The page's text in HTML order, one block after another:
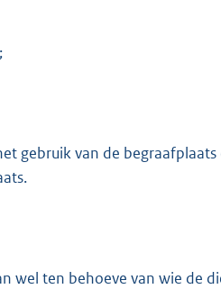
gebruik van de
wel ten behoeve van wie de